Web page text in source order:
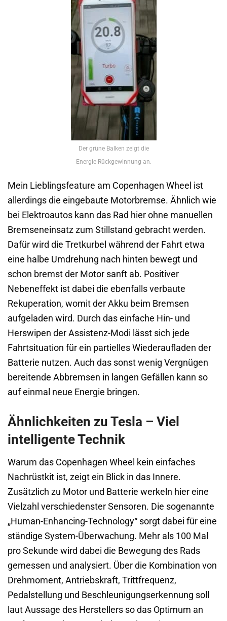
Der grüne Balken zeigt die
Energie-Rückgewinnung an.
Mein Lieblingsfeature am Copenhagen Wheel ist
allerdings die eingebaute Motorbremse. Ähnlich wie
bei Elektroautos kann das Rad hier ohne manuellen
Bremseneinsatz zum Stillstand gebracht werden.
Dafür wird die Tretkurbel während der Fahrt etwa
eine halbe Umdrehung nach hinten bewegt und
schon bremst der Motor sanft ab. Positiver
Nebeneffekt ist dabei die ebenfalls verbaute
Rekuperation, womit der Akku beim Bremsen
aufgeladen wird. Durch das einfache Hin- und
Herswipen der Assistenz-Modi lässt sich jede
Fahrtsituation für ein partielles Wiederaufladen der
Batterie nutzen. Auch das sonst wenig Vergnügen
bereitende Abbremsen in langen Gefällen kann so
auf einmal neue Energie bringen.
Ähnlichkeiten zu Tesla – Viel
intelligente Technik
Warum das Copenhagen Wheel kein einfaches
Nachrüstkit ist, zeigt ein Blick in das Innere.
Zusätzlich zu Motor und Batterie werkeln hier eine
Vielzahl verschiedenster Sensoren. Die sogenannte
„Human-Enhancing-Technology“ sorgt dabei für eine
ständige System-Überwachung. Mehr als 100 Mal
pro Sekunde wird dabei die Bewegung des Rads
gemessen und analysiert. Über die Kombination von
Drehmoment, Antriebskraft, Trittfrequenz,
Pedalstellung und Beschleunigungserkennung soll
laut Aussage des Herstellers so das Optimum an